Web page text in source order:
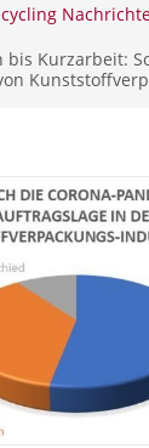
bis Kurzarbeit: